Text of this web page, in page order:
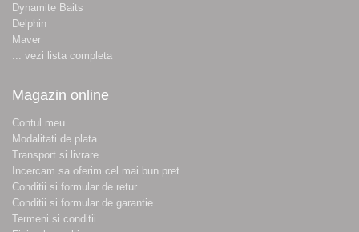
Dynamite Baits
Delphin
Maver
... vezi lista completa
Magazin online
Contul meu
Modalitati de plata
Transport si livrare
Incercam sa oferim cel mai bun pret
Conditii si formular de retur
Conditii si formular de garantie
Termeni si conditii